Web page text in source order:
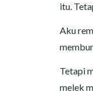
itu.
Aku
Tetapi
melek